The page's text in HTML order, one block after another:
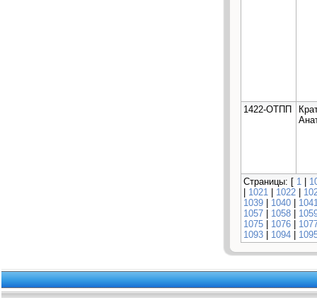
1422-ОТПП
Страницы: [ 1 |
| 1021 | 1022 |
1039 | 1040 |
1057 | 1058 |
1075 | 1076 |
1093 | 1094 |